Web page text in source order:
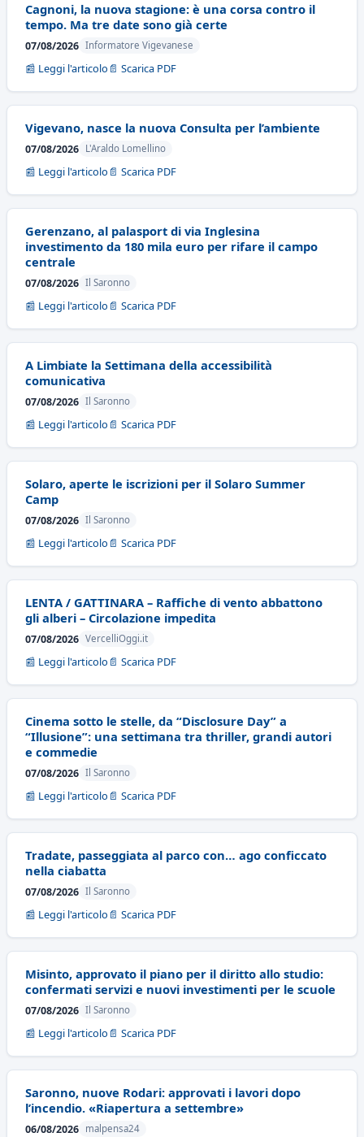
Cagnoni, la nuova stagione: è una corsa contro il
tempo. Ma tre date sono già certe
07/08/2026 Informatore Vigevanese
📰 Leggi l'articolo 📄 Scarica PDF
Vigevano, nasce la nuova Consulta per l’ambiente
07/08/2026 L'Araldo Lomellino
📰 Leggi l'articolo 📄 Scarica PDF
Gerenzano, al palasport di via Inglesina
investimento da 180 mila euro per rifare il campo
centrale
07/08/2026 Il Saronno
📰 Leggi l'articolo 📄 Scarica PDF
A Limbiate la Settimana della accessibilità
comunicativa
07/08/2026 Il Saronno
📰 Leggi l'articolo 📄 Scarica PDF
Solaro, aperte le iscrizioni per il Solaro Summer
Camp
07/08/2026 Il Saronno
📰 Leggi l'articolo 📄 Scarica PDF
LENTA / GATTINARA – Raffiche di vento abbattono
gli alberi – Circolazione impedita
07/08/2026 VercelliOggi.it
📰 Leggi l'articolo 📄 Scarica PDF
Cinema sotto le stelle, da “Disclosure Day” a
“Illusione”: una settimana tra thriller, grandi autori
e commedie
07/08/2026 Il Saronno
📰 Leggi l'articolo 📄 Scarica PDF
Tradate, passeggiata al parco con… ago conficcato
nella ciabatta
07/08/2026 Il Saronno
📰 Leggi l'articolo 📄 Scarica PDF
Misinto, approvato il piano per il diritto allo studio:
confermati servizi e nuovi investimenti per le scuole
07/08/2026 Il Saronno
📰 Leggi l'articolo 📄 Scarica PDF
Saronno, nuove Rodari: approvati i lavori dopo
l’incendio. «Riapertura a settembre»
06/08/2026 malpensa24